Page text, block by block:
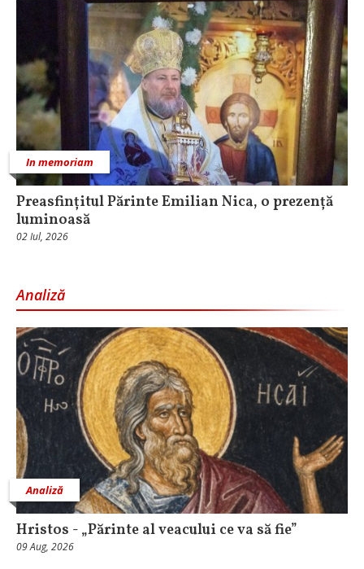
In memoriam
Preasfințitul Părinte Emilian Nica, o prezență
luminoasă
02 Iul, 2026
Analiză
Analiză
Hristos - „Părinte al veacului ce va să fie”
09 Aug, 2026